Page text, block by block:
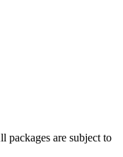
packages are subject to